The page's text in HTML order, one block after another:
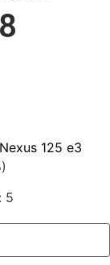
Nexus 125 e3
)
: 5